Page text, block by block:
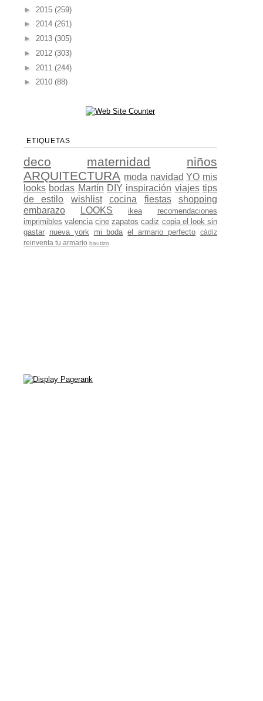
► 2015 (259)
► 2014 (261)
► 2013 (305)
► 2012 (303)
► 2011 (244)
► 2010 (88)
ETIQUETAS
deco maternidad
niños
ARQUITECTURA moda navidad YO mis
looks bodas Martín DIY inspiración viajes tips
de estilo
wishlist cocina fiestas
shopping
embarazo
LOOKS ikea
recomendaciones
imprimibles valencia cine zapatos cadiz copia el look sin
gastar nueva york mi boda el armario perfecto
cádiz
reinventa tu armario bautizo